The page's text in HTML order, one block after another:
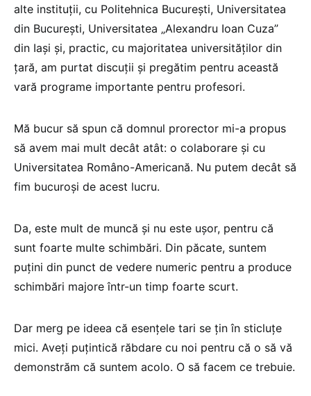
alte instituții, cu Politehnica București, Universitatea
din București, Universitatea „Alexandru Ioan Cuza”
din Iași și, practic, cu majoritatea universităților din
țară, am purtat discuții și pregătim pentru această
vară programe importante pentru profesori.
Mă bucur să spun că domnul prorector mi-a propus
să avem mai mult decât atât: o colaborare și cu
Universitatea Româno-Americană. Nu putem decât să
fim bucuroși de acest lucru.
Da, este mult de muncă și nu este ușor, pentru că
sunt foarte multe schimbări. Din păcate, suntem
puțini din punct de vedere numeric pentru a produce
schimbări majore într-un timp foarte scurt.
Dar merg pe ideea că esențele tari se țin în sticluțe
mici. Aveți puțintică răbdare cu noi pentru că o să vă
demonstrăm că suntem acolo. O să facem ce trebuie.